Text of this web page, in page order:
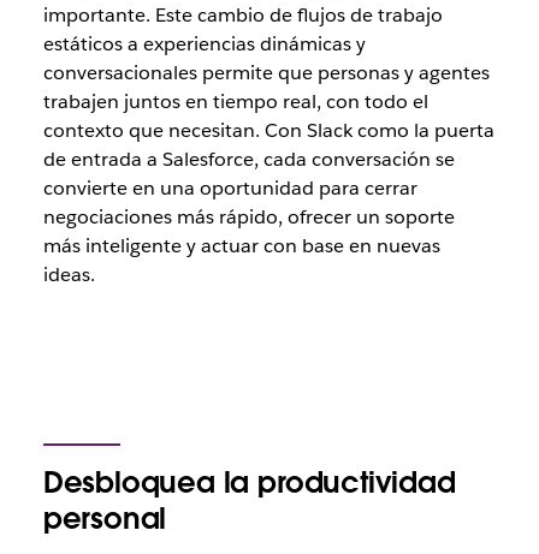
importante. Este cambio de flujos de trabajo
estáticos a experiencias dinámicas y
conversacionales permite que personas y agentes
trabajen juntos en tiempo real, con todo el
contexto que necesitan. Con Slack como la puerta
de entrada a Salesforce, cada conversación se
convierte en una oportunidad para cerrar
negociaciones más rápido, ofrecer un soporte
más inteligente y actuar con base en nuevas
ideas.
Desbloquea la productividad
personal